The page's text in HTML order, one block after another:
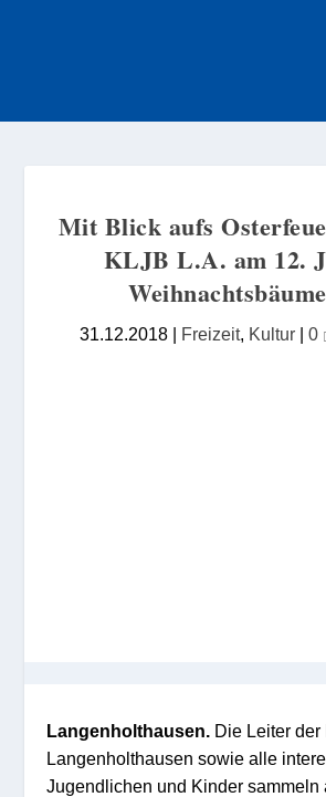
Mit Blick aufs
KLJB L.A. am 12.
31.12.2018| Freizeit, Kultur| 0
Langenholthausen. Die Leiter der
Langenholthausen sowie alle
Jugendlichen und Kinder sammeln